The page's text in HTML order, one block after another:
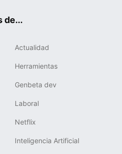
de...
Actualidad
Herramientas
Genbeta dev
Laboral
Netflix
Inteligencia Artificial